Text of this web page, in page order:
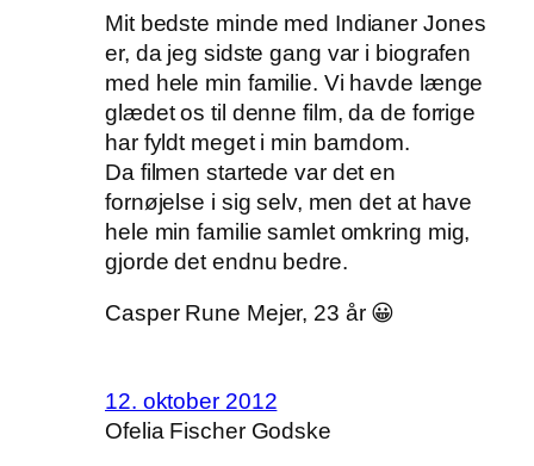
Mit bedste minde med Indianer Jones
er, da jeg sidste gang var i biografen
med hele min familie. Vi havde længe
glædet os til denne film, da de forrige
har fyldt meget i min barndom.
Da filmen startede var det en
fornøjelse i sig selv, men det at have
hele min familie samlet omkring mig,
gjorde det endnu bedre.
Casper Rune Mejer, 23 år 😀
12. oktober 2012
Ofelia Fischer Godske